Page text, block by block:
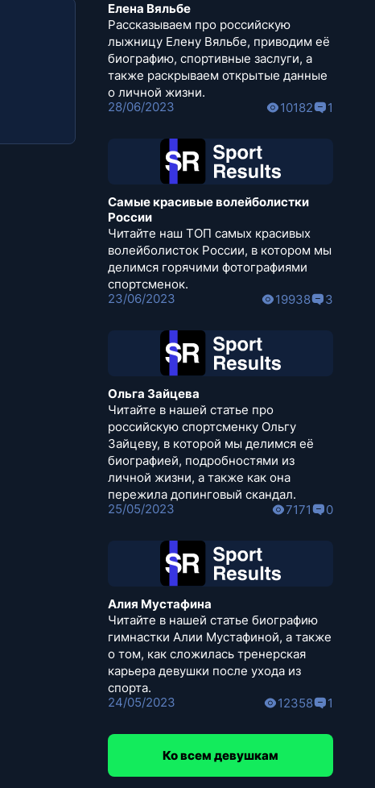
Елена Вяльбе
Рассказываем про российскую
лыжницу Елену Вяльбе, приводим её
биографию, спортивные заслуги, а
также раскрываем открытые данные
о личной жизни.
28/06/2023
10182 1
Самые красивые волейболистки
России
Читайте наш ТОП самых красивых
волейболисток России, в котором мы
делимся горячими фотографиями
спортсменок.
23/06/2023
19938 3
Ольга Зайцева
Читайте в нашей статье про
российскую спортсменку Ольгу
Зайцеву, в которой мы делимся её
биографией, подробностями из
личной жизни, а также как она
пережила допинговый скандал.
25/05/2023
7171 0
Алия Мустафина
Читайте в нашей статье биографию
гимнастки Алии Мустафиной, а также
о том, как сложилась тренерская
карьера девушки после ухода из
спорта.
24/05/2023
12358 1
Ко всем девушкам